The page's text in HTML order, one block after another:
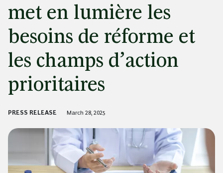
met en lumière les
besoins de réforme et
les champs d’action
prioritaires
PRESS RELEASE March 28, 2025